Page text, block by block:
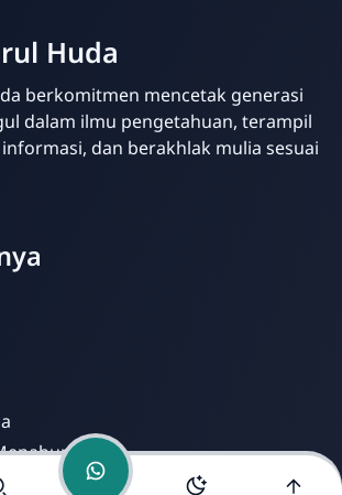
Huda
berkomitmen mencetak generasi
dalam ilmu pengetahuan, terampil
dan berakhlak mulia sesuai